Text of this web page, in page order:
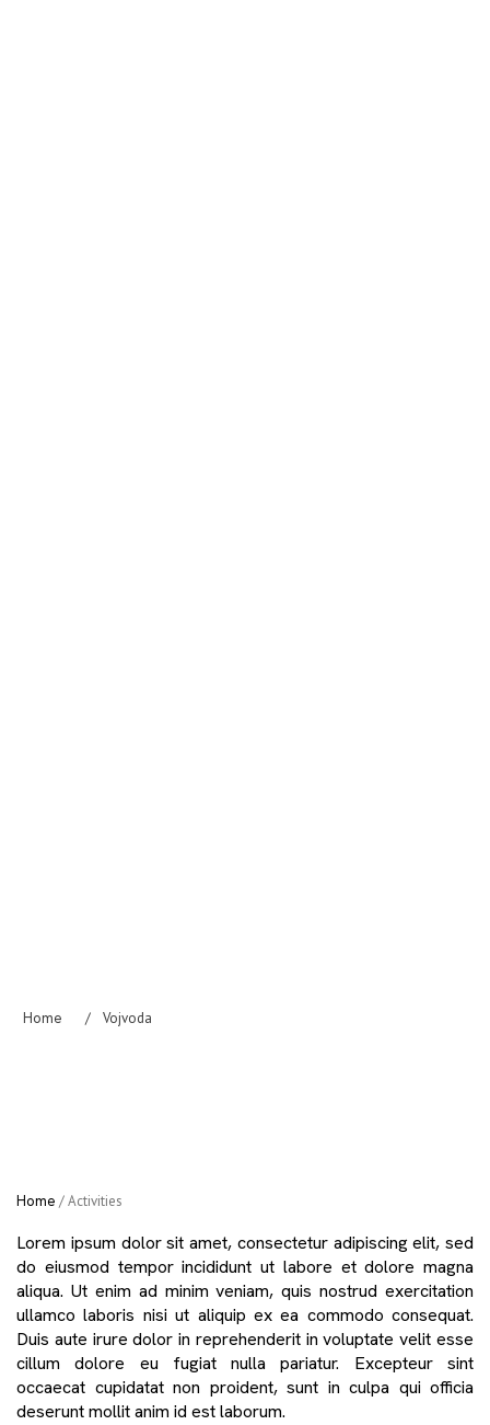
Home / Vojvoda
Home /Activities
Lorem ipsum dolor sit amet, consectetur adipiscing elit, sed
do eiusmod tempor incididunt ut labore et dolore magna
aliqua. Ut enim ad minim veniam, quis nostrud exercitation
ullamco laboris nisi ut aliquip ex ea commodo consequat.
Duis aute irure dolor in reprehenderit in voluptate velit esse
cillum dolore eu fugiat nulla pariatur. Excepteur sint
occaecat cupidatat non proident, sunt in culpa qui officia
deserunt mollit anim id est laborum.